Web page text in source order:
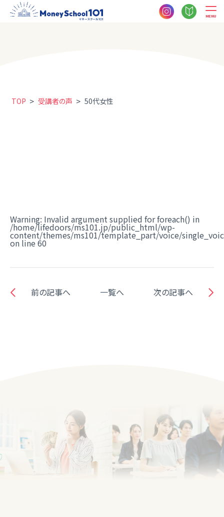
MENU
TOP > 受講者の声 > 50代女性
Warning: Invalid argument supplied for foreach() in
/home/lifedoors/ms101.jp/public_html/wp-
content/themes/ms101/template_part/voice/
on line 60
前の記事へ 一覧へ 次の記事へ